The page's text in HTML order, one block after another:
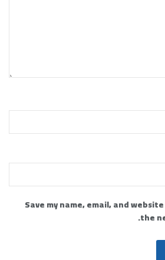
Save my name, email, and
the